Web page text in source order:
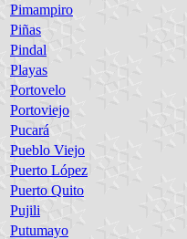
Pimampiro
Piñas
Pindal
Playas
Portovelo
Portoviejo
Pucará
Pueblo Viejo
Puerto López
Puerto Quito
Pujili
Putumayo